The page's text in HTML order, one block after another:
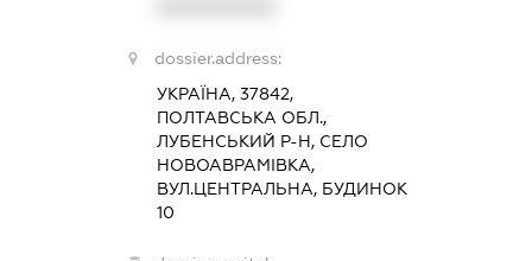
dossier.address:
УКРАЇНА, 37842,
ПОЛТАВСЬКА ОБЛ.,
ЛУБЕНСЬКИЙ Р-Н, СЕЛО
НОВОАВРАМІВКА,
ВУЛ.ЦЕНТРАЛЬНА, БУДИНОК
10